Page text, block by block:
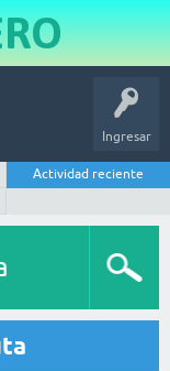
Ingresar
Actividad reciente